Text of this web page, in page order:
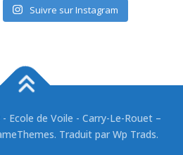
Suivre sur Instagram
Ecole de Voile - Carry-Le-Rouet –
Traduit par Wp Trads.